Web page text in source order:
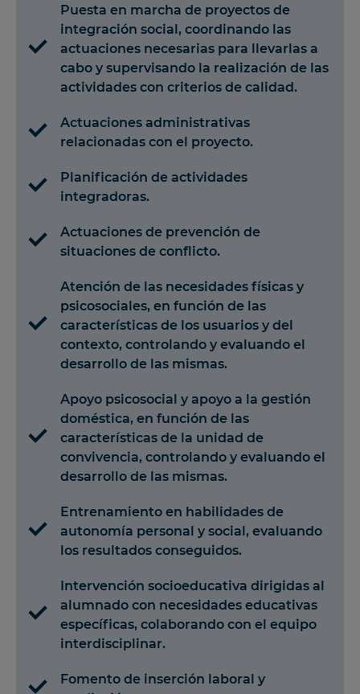
Puesta en marcha de proyectos de
integración social, coordinando las
actuaciones necesarias para llevarlas a
cabo y supervisando la realización de las
actividades con criterios de calidad.
Actuaciones administrativas
relacionadas con el proyecto.
Planificación de actividades
integradoras.
Actuaciones de prevención de
situaciones de conflicto.
Atención de las necesidades físicas y
psicosociales, en función de las
características de los usuarios y del
contexto, controlando y evaluando el
desarrollo de las mismas.
Apoyo psicosocial y apoyo a la gestión
doméstica, en función de las
características de la unidad de
convivencia, controlando y evaluando el
desarrollo de las mismas.
Entrenamiento en habilidades de
autonomía personal y social, evaluando
los resultados conseguidos.
Intervención socioeducativa dirigidas al
alumnado con necesidades educativas
específicas, colaborando con el equipo
interdisciplinar.
Fomento de inserción laboral y